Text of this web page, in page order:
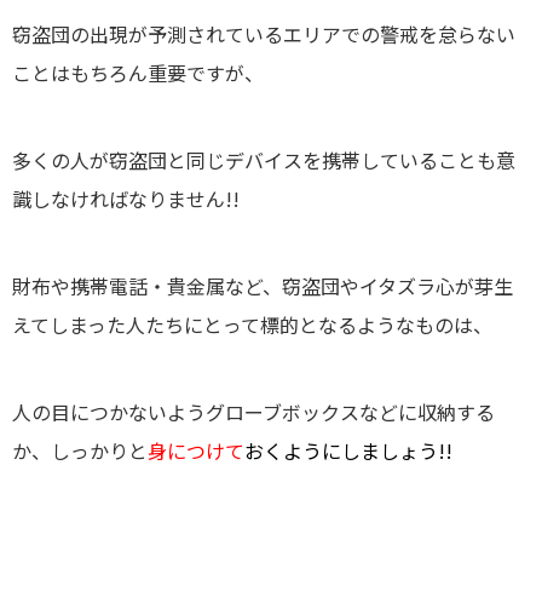
窃盗団の出現が予測されているエリアでの警戒を怠らない
ことはもちろん重要ですが、
多くの人が窃盗団と同じデバイスを携帯していることも意
識しなければなりません!!
財布や携帯電話・貴金属など、窃盗団やイタズラ心が芽生
えてしまった人たちにとって標的となるようなものは、
人の目につかないようグローブボックスなどに収納する
か、しっかりと身につけておくようにしましょう!!